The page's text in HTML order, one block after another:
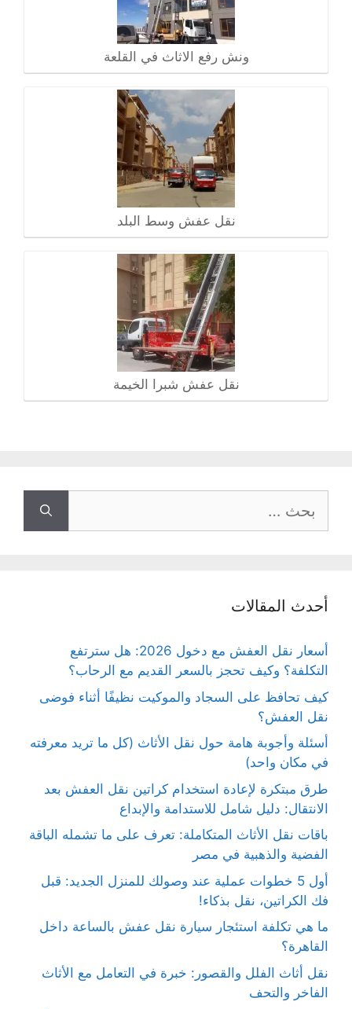
ونش رفع الاثاث في القلعة
نقل عفش وسط البلد
نقل عفش شبرا الخيمة
عن:
أحدث المقالات
أسعار نقل العفش مع دخول 2026: هل سترتفع
التكلفة؟ وكيف تحجز بالسعر القديم مع الرحاب؟
كيف تحافظ على السجاد والموكيت نظيفًا أثناء فوضى
نقل العفش؟
أسئلة وأجوبة هامة حول نقل الأثاث (كل ما تريد معرفته
في مكان واحد)
طرق مبتكرة لإعادة استخدام كراتين نقل العفش بعد
الانتقال: دليل شامل للاستدامة والإبداع
باقات نقل الأثاث المتكاملة: تعرف على ما تشمله الباقة
الفضية والذهبية في مصر
أول 5 خطوات عملية عند وصولك للمنزل الجديد: قبل
فك الكراتين، نقل بذكاء!
ما هي تكلفة استئجار سيارة نقل عفش بالساعة داخل
القاهرة؟
نقل أثاث الفلل والقصور: خبرة في التعامل مع الأثاث
الفاخر والتحف